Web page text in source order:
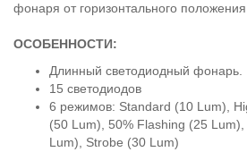
фонаря от горизонтального
ОСОБЕННОСТИ:
Длинный светодиодный фонарь.
15 светодиодов
6 режимов: Standard (10 Lum),
(50 Lum), 50% Flashing (25
Lum), Strobe (30 Lum)